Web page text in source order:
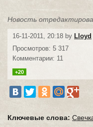
Новость
16-11-2011, 20:18 by Lloyd
Просмотров: 5 317
Комментарии: 11
+20
Ключевые слова: